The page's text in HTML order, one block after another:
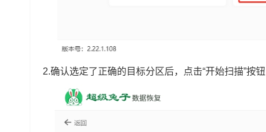
2.确认选定了正确的目标分区后，点击“开始扫描”按